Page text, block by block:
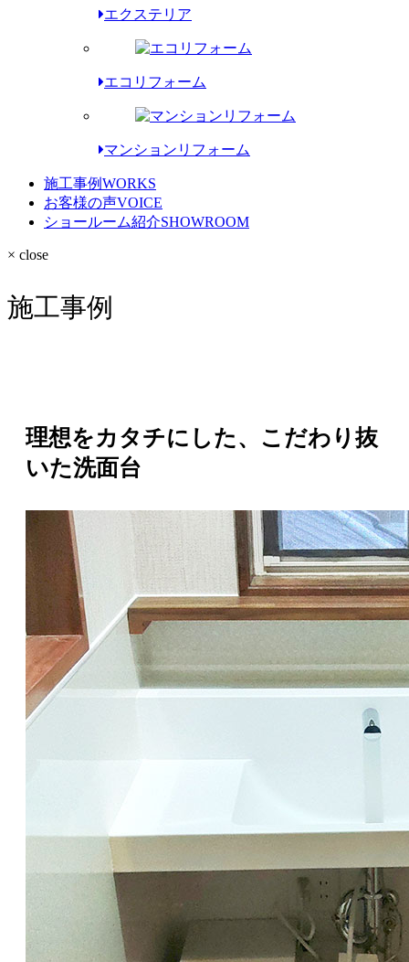
エクステリア
エコリフォーム
マンションリフォーム
施工事例WORKS
お客様の声VOICE
ショールーム紹介SHOWROOM
× close
施工事例
理想をカタチにした、こだわり抜
いた洗面台